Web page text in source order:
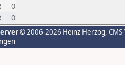
0
0
© 2006-2026 Heinz Herzog,